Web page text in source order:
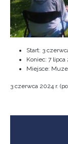
Start: 3
Koniec: 7 lipca
Miejsce:
3 czerwca 2024 r.